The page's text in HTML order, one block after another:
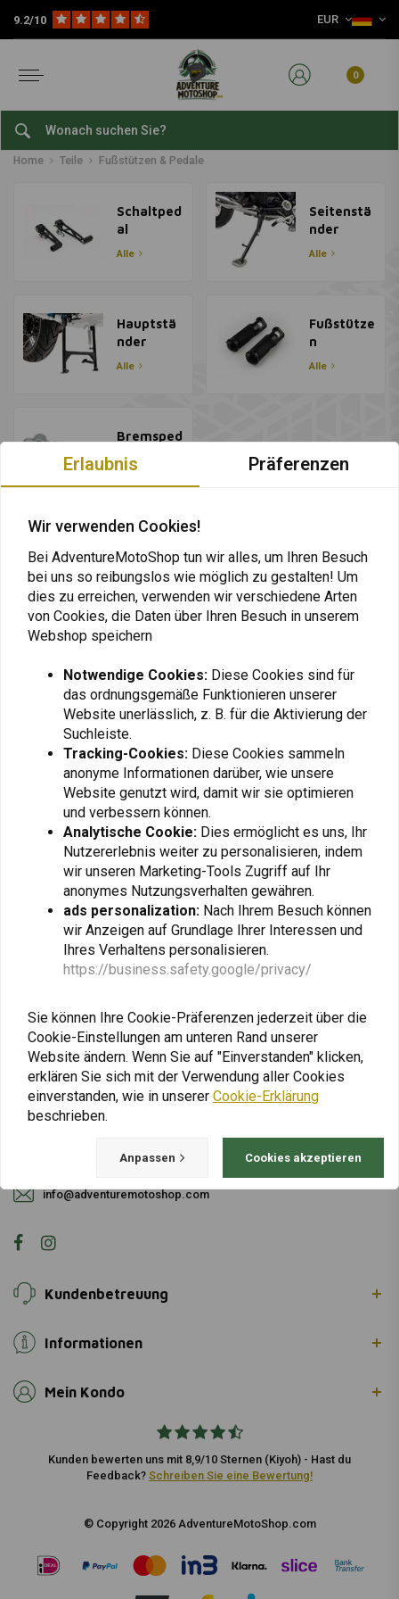
9.2/10 EUR
0
Fußstützen & Pedale
Home Teile Fußstützen & Pedale
Schaltped
al
Alle
Seitenstä
nder
Alle
Hauptstä
nder
Alle
Fußstütze
n
Alle
Bremsped
al
Immer auf dem Laufenden bleiben +
5% Rabatt?
Abonnieren
Rücksendungen & Reparaturen oder
allgemeinen Informationen können Sie uns
jederzeit auf eine der folgenden Arten
kontaktieren.
+31 85 06 06 06 5
info@adventuremotoshop.com
Kundenbetreuung
Informationen
Mein Kondo
Kunden bewerten uns mit 8,9/10 Sternen (Kiyoh) - Hast du
Feedback? Schreiben Sie eine Bewertung!
© Copyright 2026 AdventureMotoShop.com
Erlaubnis Präferenzen
Wir verwenden Cookies!
Bei AdventureMotoShop tun wir alles, um Ihren Besuch
bei uns so reibungslos wie möglich zu gestalten! Um
dies zu erreichen, verwenden wir verschiedene Arten
von Cookies, die Daten über Ihren Besuch in unserem
Webshop speichern
Notwendige Cookies: Diese Cookies sind für
das ordnungsgemäße Funktionieren unserer
Website unerlässlich, z. B. für die Aktivierung der
Suchleiste.
Tracking-Cookies: Diese Cookies sammeln
anonyme Informationen darüber, wie unsere
Website genutzt wird, damit wir sie optimieren
und verbessern können.
Analytische Cookie: Dies ermöglicht es uns, Ihr
Nutzererlebnis weiter zu personalisieren, indem
wir unseren Marketing-Tools Zugriff auf Ihr
anonymes Nutzungsverhalten gewähren.
ads personalization: Nach Ihrem Besuch können
wir Anzeigen auf Grundlage Ihrer Interessen und
Ihres Verhaltens personalisieren.
https://business.safety.google/privacy/
Sie können Ihre Cookie-Präferenzen jederzeit über die
Cookie-Einstellungen am unteren Rand unserer
Website ändern. Wenn Sie auf "Einverstanden" klicken,
erklären Sie sich mit der Verwendung aller Cookies
einverstanden, wie in unserer Cookie-Erklärung
beschrieben.
Anpassen Cookies akzeptieren